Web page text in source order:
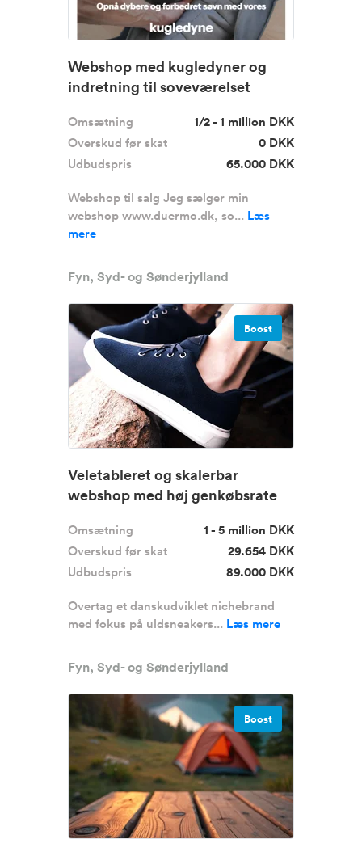
Webshop med kugledyner og
indretning til soveværelset
Omsætning
1/2 - 1 million DKK
Overskud før skat
0 DKK
Udbudspris
65.000 DKK
Webshop til salg Jeg sælger min
webshop www.duermo.dk, so... Læs
mere
Fyn, Syd- og Sønderjylland
Boost
Veletableret og skalerbar
webshop med høj genkøbsrate
Omsætning
1 - 5 million DKK
Overskud før skat
29.654 DKK
Udbudspris
89.000 DKK
Overtag et danskudviklet nichebrand
med fokus på uldsneakers... Læs mere
Fyn, Syd- og Sønderjylland
Boost